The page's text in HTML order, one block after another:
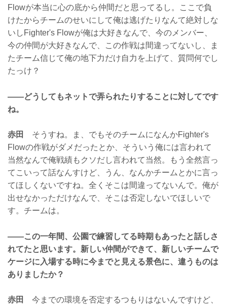
Flowが本当に心の底から仲間だと思ってるし。ここで負
けたからチームのせいにして俺は逃げたりなんて絶対しな
いしFighter's Flowが俺は大好きなんで、今のメンバー、
今の仲間が大好きなんで、この作戦は間違ってないし、ま
たチーム信じて俺の地下力だけ自力を上げて、質問何でし
たっけ？
——どうしてもネットで弄られたりすることに対してです
ね。
赤田
そうすね。ま、でもそのチームになんかFighter's
Flowの作戦がダメだったとか、そういう俺には言われて
当然なんで俺戦績もクソだし言われて当然。もう全然言っ
てこいって話なんすけど、うん、なんかチームとかに言っ
てほしくないですね。全くそこは間違ってないんで。俺が
出せなかっただけなんで、そこは否定しないでほしいで
す。チームは。
——この一年間、公園で練習してる時期もあったと話しさ
れてたと思います。新しい仲間ができて、新しいチームで
ケージに入場する時に今までと見える景色に、違うものは
ありましたか？
赤田
今までの環境を否定するつもりはないんですけど、